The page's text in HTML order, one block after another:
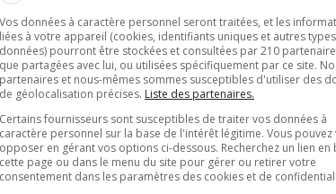
Vos données à caractère personnel seront traitées, et les
liées à votre appareil (cookies, identifiants uniques et autres
données) pourront être stockées et consultées par 210
que partagées avec lui, ou utilisées spécifiquement par ce site.
partenaires et nous-mêmes sommes susceptibles d'utiliser des
de géolocalisation précises. Liste des partenaires.
Certains fournisseurs sont susceptibles de traiter vos données à
caractère personnel sur la base de l'intérêt légitime. Vous pouvez
opposer en gérant vos options ci-dessous. Recherchez un lien en
cette page ou dans le menu du site pour gérer ou retirer votre
consentement dans les paramètres des cookies et de